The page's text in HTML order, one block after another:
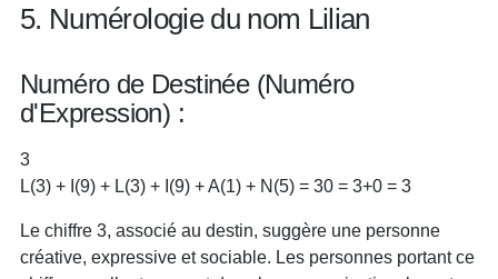
5. Numérologie du nom Lilian
Numéro de Destinée (Numéro
d'Expression) :
3
L(3) + I(9) + L(3) + I(9) + A(1) + N(5) = 30 = 3+0 = 3
Le chiffre 3, associé au destin, suggère une personne
créative, expressive et sociable. Les personnes portant ce